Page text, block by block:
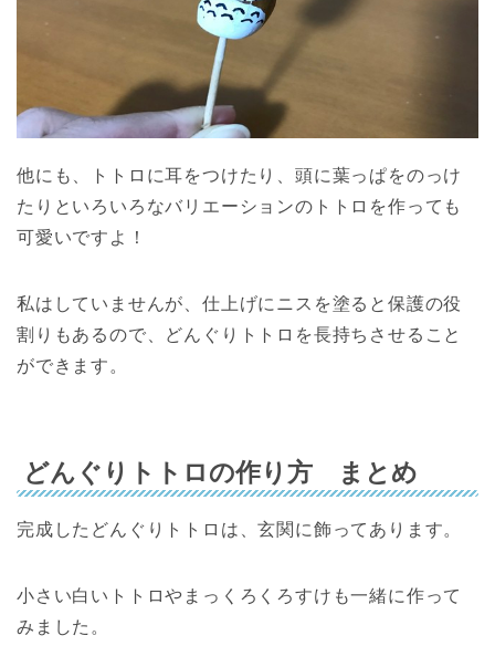
他にも、トトロに耳をつけたり、頭に葉っぱをのっけ
たりといろいろなバリエーションのトトロを作っても
可愛いですよ！
私はしていませんが、仕上げにニスを塗ると保護の役
割りもあるので、どんぐりトトロを長持ちさせること
ができます。
どんぐりトトロの作り方 まとめ
完成したどんぐりトトロは、玄関に飾ってあります。
小さい白いトトロやまっくろくろすけも一緒に作って
みました。